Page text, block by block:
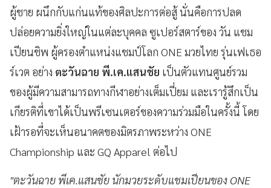
ผู้ชาย ผนึกกับแก่นแท้ของศิลปะการต่อสู้ นั่นคือการปลด
ปล่อยความยิ่งใหญ่ในแต่ละบุคคล ซูเปอร์สตาร์ของ วัน แชม
เปียนชิพ ผู้ครองตำแหน่งแชมป์โลก ONE มวยไทย รุ่นเฟเธอ
ร์เวต อย่าง ตะวันฉาย พี.เค.แสนชัย เป็นตัวแทนศูนย์รวม
ของผู้มีความสามารถทางกีฬาอย่างเต็มเปี่ยม และเรารู้สึกเป็น
เกียรติที่เขาได้เป็นพรีเซนเตอร์ของความร่วมมือในครั้งนี้ โดย
เฝ้ารอที่จะเห็นอนาคตของมิตรภาพระหว่าง ONE
Championship และ GQ Apparel ต่อไป
"ตะวันฉาย พีเค.แสนชัย นักมวยระดับแชมเปียนของ ONE